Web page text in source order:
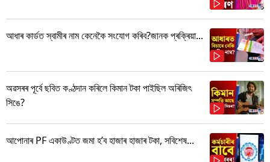
আধাৰ কাৰ্ডত স্বামীৰ নাম কেনেকৈ সংযোগ কৰিব?জানক প্ৰক্ৰিয়া...
অৱসৰৰ পূৰ্বে ছবিত কণ্ঠদান কৰিলে কিমান টকা পাইছিল অৰিজিৎ
সিঙে?
আপোনাৰ PF একাউণ্টত জমা হ’ব হাজাৰ হাজাৰ টকা, সবিশেষ...